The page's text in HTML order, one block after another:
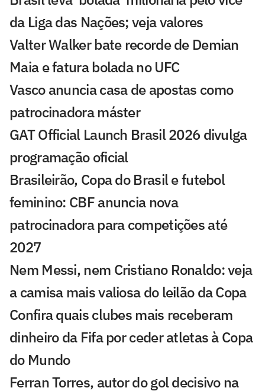
da Liga das Nações; veja valores
Valter Walker bate recorde de Demian
Maia e fatura bolada no UFC
Vasco anuncia casa de apostas como
patrocinadora máster
GAT Official Launch Brasil 2026 divulga
programação oficial
Brasileirão, Copa do Brasil e futebol
feminino: CBF anuncia nova
patrocinadora para competições até
2027
Nem Messi, nem Cristiano Ronaldo: veja
a camisa mais valiosa do leilão da Copa
Confira quais clubes mais receberam
dinheiro da Fifa por ceder atletas à Copa
do Mundo
Ferran Torres, autor do gol decisivo na